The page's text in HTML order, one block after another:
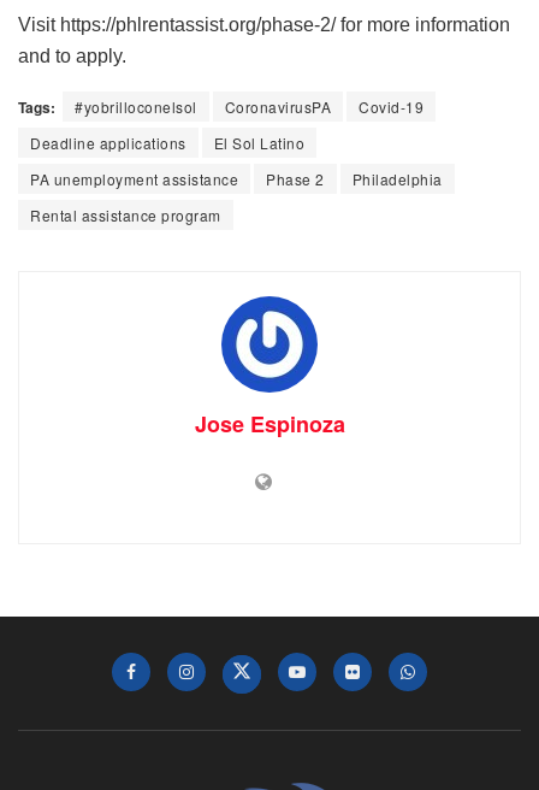
Visit https://phlrentassist.org/phase-2/ for more information
and to apply.
Tags: #yobrilloconelsol CoronavirusPA
Covid-19
Deadline applications
El Sol Latino
PA unemployment assistance
Phase 2
Philadelphia
Rental assistance program
Jose Espinoza